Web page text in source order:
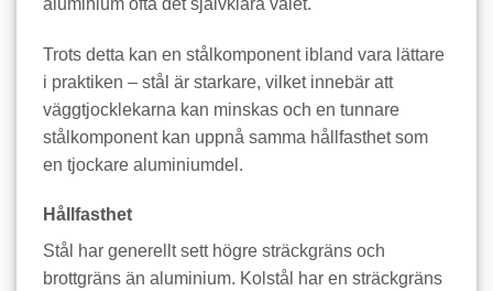
Trots detta kan en stålkomponent ibland vara lättare
i praktiken – stål är starkare, vilket innebär att
väggtjocklekarna kan minskas och en tunnare
stålkomponent kan uppnå samma hållfasthet som
en tjockare aluminiumdel.
Hållfasthet
Stål har generellt sett högre sträckgräns och
brottgräns än aluminium. Kolstål har en sträckgräns